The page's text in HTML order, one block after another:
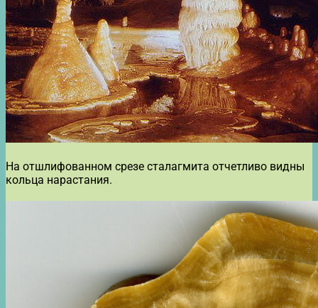
На отшлифованном срезе сталагмита отчетливо видны
кольца нарастания.